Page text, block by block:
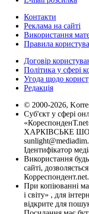
Контакти
Реклама на сайті
Використання
Правила
Договір
Політика у сфері
Угода щодо
Редакція
© 2000-2026,
Суб'єкт у сфері
ХАРКІВСЬКЕ
Ідентифікатор
Використання
сайті,
Корреспондент.net.
При копіюванні
і світу» , для
відкрите для